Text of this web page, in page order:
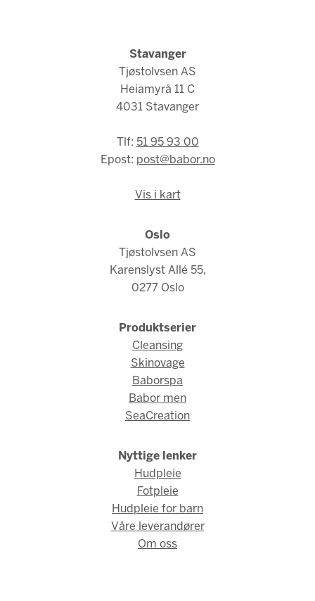
Stavanger
Tjøstolvsen AS
Heiamyrå 11 C
4031 Stavanger
Tlf: 51 95 93 00
Epost: post@babor.no
Vis i kart
Oslo
Tjøstolvsen AS
Karenslyst Allé 55,
0277 Oslo
Produktserier
Cleansing
Skinovage
Baborspa
Babor men
SeaCreation
Nyttige lenker
Hudpleie
Fotpleie
Hudpleie for barn
Våre leverandører
Om oss